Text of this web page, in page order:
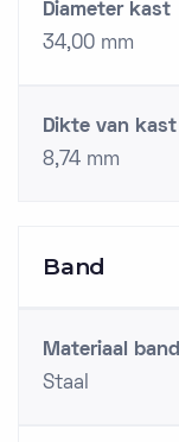
Diameter kast
34,00 mm
Dikte van kast
8,74 mm
Band
Materiaal band
Staal